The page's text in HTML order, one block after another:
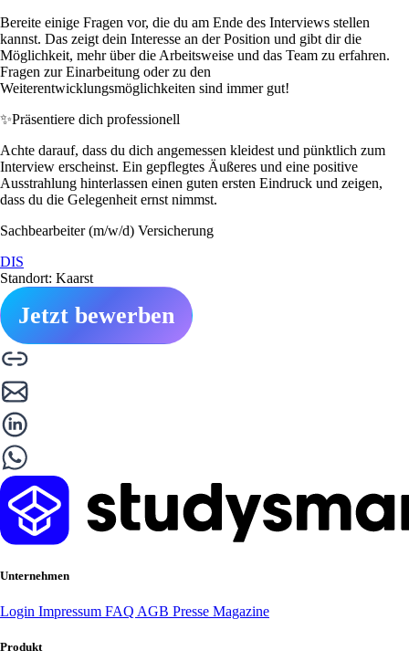
Bereite einige Fragen vor, die du am Ende des Interviews stellen
kannst. Das zeigt dein Interesse an der Position und gibt dir die
Möglichkeit, mehr über die Arbeitsweise und das Team zu erfahren.
Fragen zur Einarbeitung oder zu den
Weiterentwicklungsmöglichkeiten sind immer gut!
✨Präsentiere dich professionell
Achte darauf, dass du dich angemessen kleidest und pünktlich zum
Interview erscheinst. Ein gepflegtes Äußeres und eine positive
Ausstrahlung hinterlassen einen guten ersten Eindruck und zeigen,
dass du die Gelegenheit ernst nimmst.
Sachbearbeiter (m/w/d) Versicherung
DIS
Standort: Kaarst
Jetzt bewerben
Unternehmen
Login Impressum FAQ AGB Presse Magazine
Produkt